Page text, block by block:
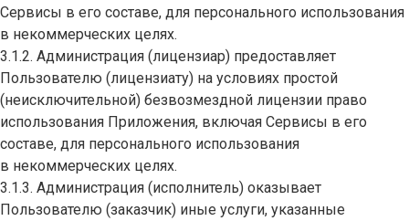
Сервисы в его составе, для персонального использования
в некоммерческих целях.
3.1.2. Администрация (лицензиар) предоставляет
Пользователю (лицензиату) на условиях простой
(неисключительной) безвозмездной лицензии право
использования Приложения, включая Сервисы в его
составе, для персонального использования
в некоммерческих целях.
3.1.3. Администрация (исполнитель) оказывает
Пользователю (заказчик) иные услуги, указанные